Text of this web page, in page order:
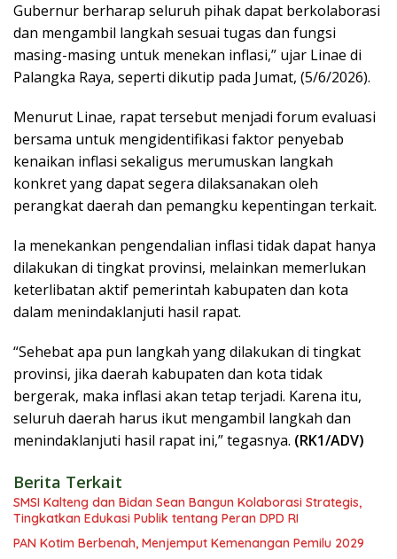
Gubernur berharap seluruh pihak dapat berkolaborasi
dan mengambil langkah sesuai tugas dan fungsi
masing-masing untuk menekan inflasi,” ujar Linae di
Palangka Raya, seperti dikutip pada Jumat, (5/6/2026).
Menurut Linae, rapat tersebut menjadi forum evaluasi
bersama untuk mengidentifikasi faktor penyebab
kenaikan inflasi sekaligus merumuskan langkah
konkret yang dapat segera dilaksanakan oleh
perangkat daerah dan pemangku kepentingan terkait.
Ia menekankan pengendalian inflasi tidak dapat hanya
dilakukan di tingkat provinsi, melainkan memerlukan
keterlibatan aktif pemerintah kabupaten dan kota
dalam menindaklanjuti hasil rapat.
“Sehebat apa pun langkah yang dilakukan di tingkat
provinsi, jika daerah kabupaten dan kota tidak
bergerak, maka inflasi akan tetap terjadi. Karena itu,
seluruh daerah harus ikut mengambil langkah dan
menindaklanjuti hasil rapat ini,” tegasnya. (RK1/ADV)
Berita Terkait
SMSI Kalteng dan Bidan Sean Bangun Kolaborasi Strategis,
Tingkatkan Edukasi Publik tentang Peran DPD RI
PAN Kotim Berbenah, Menjemput Kemenangan Pemilu 2029